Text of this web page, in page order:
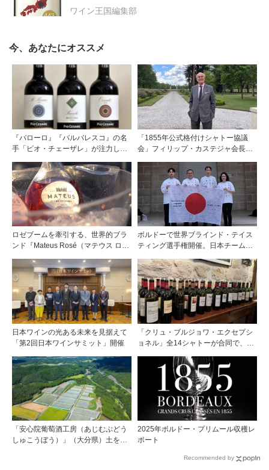
ワイン王国編集部
今、あなたにオススメ
『バローロ』『バルバレスコ』の名
手「ピオ・チェーザレ」が注力し
畑）”シリーズ！
「1855年公式格付けシャトー協議
会」フィリップ・カステジャ会長イ
1855年格付け、170年目の再評価
ロゼブームを牽引する、世界的ブラ
ンド『Mateus Rosé（マテウス ロ
ボルドーで世界ブラインド・テイス
ティング選手権開催。日本チームが4
日本ワインの光ある未来を見据えて
「第2回日本ワインサミット」開催
「クリュ・ブルジョワ・エクセプシ
ョネル」全14シャトーが合同で、ジ
パリで開催
「安心院葡萄酒工房（あじむぶどう
しゅこうぼう）」（大分県）土を作
2025年ボルドー・プリムール収穫レ
ポート
Recommended by